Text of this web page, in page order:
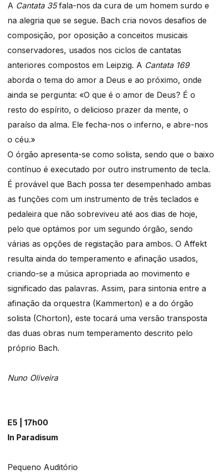
A Cantata 35fala-nos da cura de um homem surdo e
na alegria que se segue. Bach cria novos desafios de
composição, por oposição a conceitos musicais
conservadores, usados nos ciclos de cantatas
anteriores compostos em Leipzig. A Cantata 169
aborda o tema do amor a Deus e ao próximo, onde
ainda se pergunta: «O que é o amor de Deus? É o
resto do espírito, o delicioso prazer da mente, o
paraíso da alma. Ele fecha-nos o inferno, e abre-nos
o céu.»
O órgão apresenta-se como solista, sendo que o baixo
contínuo é executado por outro instrumento de tecla.
É provável que Bach possa ter desempenhado ambas
as funções com um instrumento de três teclados e
pedaleira que não sobreviveu até aos dias de hoje,
pelo que optámos por um segundo órgão, sendo
várias as opções de registação para ambos. O Affekt
resulta ainda do temperamento e afinação usados,
criando-se a música apropriada ao movimento e
significado das palavras. Assim, para sintonia entre a
afinação da orquestra (Kammerton) e a do órgão
solista (Chorton), este tocará uma versão transposta
das duas obras num temperamento descrito pelo
próprio Bach.
Nuno Oliveira
E5 | 17h00
In Paradisum
Pequeno Auditório